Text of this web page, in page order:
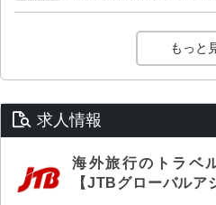
もっと
求人情報
海外旅行のトラベ
【JTBグローバルア